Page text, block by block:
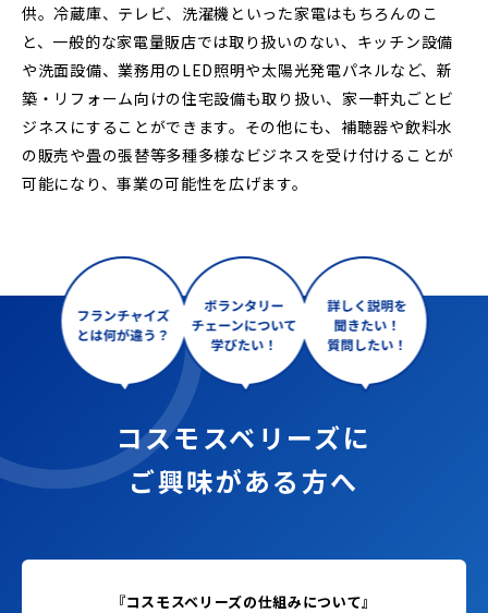
供。冷蔵庫、テレビ、洗濯機といった家電はもちろんのこ
と、一般的な家電量販店では取り扱いのない、キッチン設備
や洗面設備、業務用のLED照明や太陽光発電パネルなど、新
築・リフォーム向けの住宅設備も取り扱い、家一軒丸ごとビ
ジネスにすることができます。その他にも、補聴器や飲料水
の販売や畳の張替等多種多様なビジネスを受け付けることが
可能になり、事業の可能性を広げます。
コスモスベリーズに
ご興味がある方へ
『コスモスベリーズの仕組みについて』